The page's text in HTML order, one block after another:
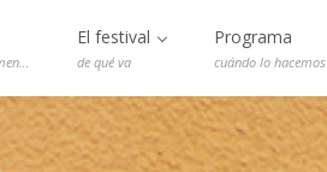
El festival
de qué va
Programa
cuándo lo hacemos